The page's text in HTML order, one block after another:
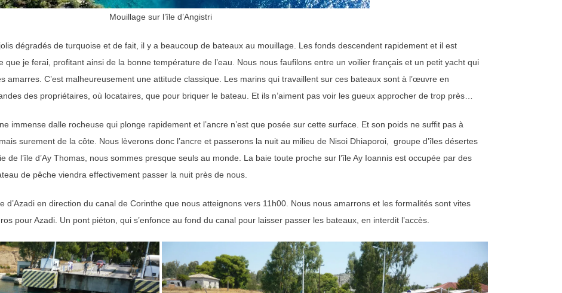
Mouillage sur l’île d’Angistri
dégradés de turquoise et de fait, il y a beaucoup de bateaux au mouillage. Les fonds descendent rapidement et il est
je ferai, profitant ainsi de la bonne température de l’eau. Nous nous faufilons entre un voilier français et un petit yacht qui
amarres. C’est malheureusement une attitude classique. Les marins qui travaillent sur ces bateaux sont à l’œuvre en
des propriétaires, où locataires, que pour briquer le bateau. Et ils n’aiment pas voir les gueux approcher de trop près…
immense dalle rocheuse qui plonge rapidement et l’ancre n’est que posée sur cette surface. Et son poids ne suffit pas à
surement de la côte. Nous lèverons donc l’ancre et passerons la nuit au milieu de Nisoi Dhiaporoi, groupe d’îles désertes
l’île d’Ay Thomas, nous sommes presque seuls au monde. La baie toute proche sur l’île Ay Ioannis est occupée par des
de pêche viendra effectivement passer la nuit près de nous.
d’Azadi en direction du canal de Corinthe que nous atteignons vers 11h00. Nous nous amarrons et les formalités sont vites
pour Azadi. Un pont piéton, qui s’enfonce au fond du canal pour laisser passer les bateaux, en interdit l’accès.